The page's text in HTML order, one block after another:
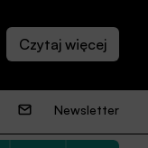
Newsletter